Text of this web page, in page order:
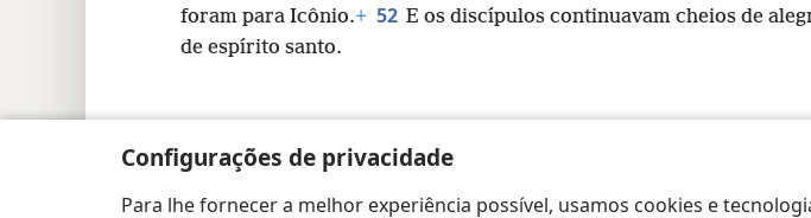
Configurações de privacidade
Para lhe fornecer a melhor experiência possível, usamos cookies e
foram para Icônio.+ 52 E os discípulos continuavam cheios de
de espírito santo.
Copyright © 2026 Watch Tower Bible and Tract Society of Pennsylvania